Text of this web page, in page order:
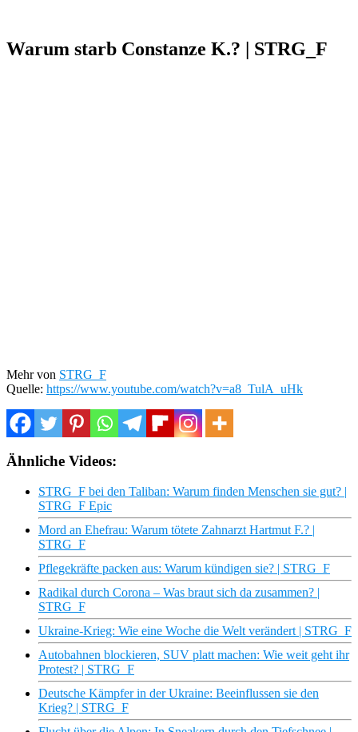
Warum starb Constanze K.? | STRG_F
Mehr von STRG_F
Quelle: https://www.youtube.com/watch?v=a8_TulA_uHk
Ähnliche Videos:
STRG_F bei den Taliban: Warum finden Menschen sie gut? |
STRG_F Epic
Mord an Ehefrau: Warum tötete Zahnarzt Hartmut F.? |
STRG_F
Pflegekräfte packen aus: Warum kündigen sie? | STRG_F
Radikal durch Corona – Was braut sich da zusammen? |
STRG_F
Ukraine-Krieg: Wie eine Woche die Welt verändert | STRG_F
Autobahnen blockieren, SUV platt machen: Wie weit geht ihr
Protest? | STRG_F
Deutsche Kämpfer in der Ukraine: Beeinflussen sie den
Krieg? | STRG_F